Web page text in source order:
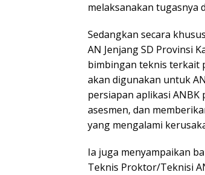
melaksanakan tugasnya
Sedangkan secara
AN Jenjang SD Provinsi
bimbingan teknis terkait
akan digunakan untuk
persiapan aplikasi
asesmen, dan
yang mengalami
Ia juga menyampaikan
Teknis Proktor/Teknisi